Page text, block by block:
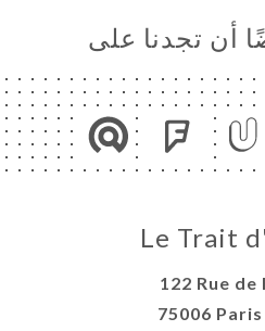
أن تجدنا على
Le Trait
122 Rue de
75006